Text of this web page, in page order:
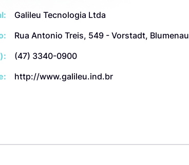
Galileu Tecnologia Ltda
Rua Antonio Treis, 549 - Vorstadt, Blumenau
(47) 3340-0900
http://www.galileu.ind.br